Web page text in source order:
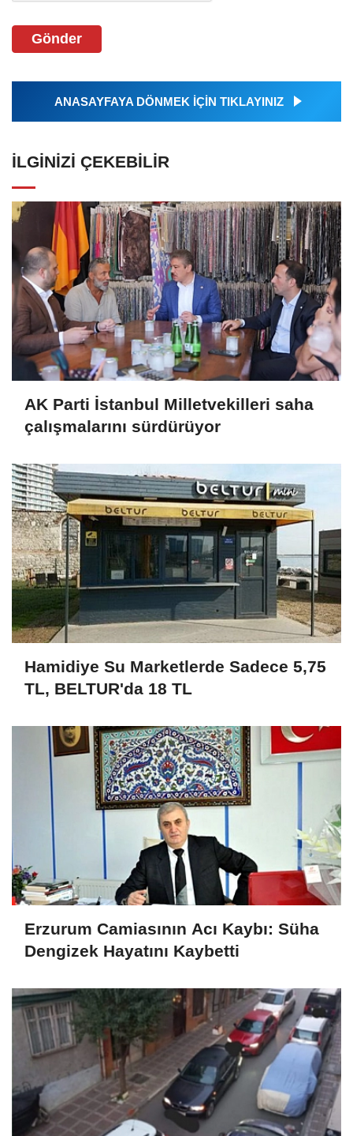
Gönder
ANASAYFAYA DÖNMEK İÇİN TIKLAYINIZ
İLGINIZI ÇEKEBILIR
AK Parti İstanbul Milletvekilleri saha
çalışmalarını sürdürüyor
Hamidiye Su Marketlerde Sadece 5,75
TL, BELTUR'da 18 TL
Erzurum Camiasının Acı Kaybı: Süha
Dengizek Hayatını Kaybetti